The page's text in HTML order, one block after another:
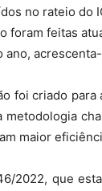
no rateio do
foram feitas
acrescenta-
foi criado
maior
2022, que